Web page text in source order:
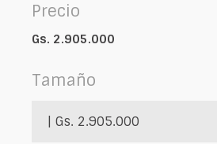
Precio
Gs. 2.905.000
Tamaño
| Gs. 2.905.000